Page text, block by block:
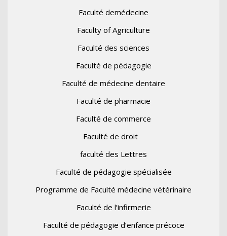
Faculté demédecine
Faculty of Agriculture
Faculté des sciences
Faculté de pédagogie
Faculté de médecine dentaire
Faculté de pharmacie
Faculté de commerce
Faculté de droit
faculté des Lettres
Faculté de pédagogie spécialisée
Programme de Faculté médecine vétérinaire
Faculté de l’infirmerie
Faculté de pédagogie d’enfance précoce